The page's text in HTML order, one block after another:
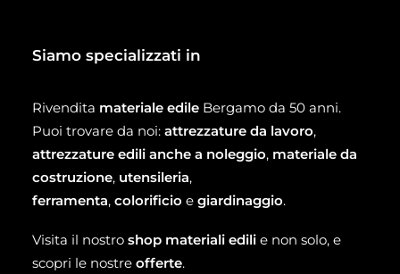
Siamo specializzati in
Rivendita materiale edile Bergamo da 50 anni.
Puoi trovare da noi: attrezzature da lavoro,
attrezzature edili anche a noleggio, materiale da
costruzione, utensileria,
ferramenta, colorificio e giardinaggio.
Visita il nostro shop materiali edili e non solo, e
scopri le nostre offerte.